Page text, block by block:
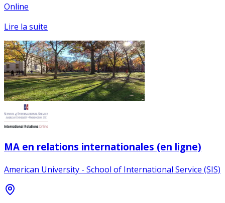
Online
Lire la suite
MA en relations internationales (en ligne)
American University - School of International Service (SIS)